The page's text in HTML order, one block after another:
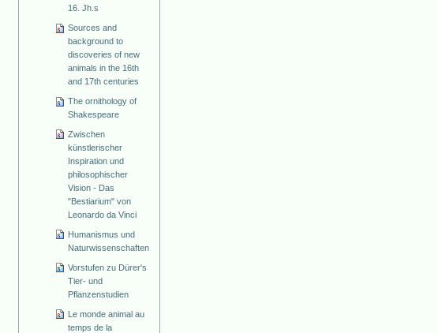
16. Jh.s
Sources and
background to
discoveries of new
animals in the 16th
and 17th centuries
The ornithology of
Shakespeare
Zwischen
künstlerischer
Inspiration und
philosophischer
Vision - Das
"Bestiarium" von
Leonardo da Vinci
Humanismus und
Naturwissenschaften
Vorstufen zu Dürer's
Tier- und
Pflanzenstudien
Le monde animal au
temps de la